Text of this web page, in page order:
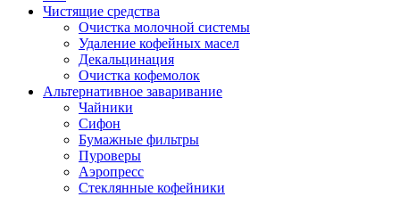
Чистящие средства
Очистка молочной системы
Удаление кофейных масел
Декальцинация
Очистка кофемолок
Альтернативное заваривание
Чайники
Сифон
Бумажные фильтры
Пуроверы
Аэропресс
Стеклянные кофейники